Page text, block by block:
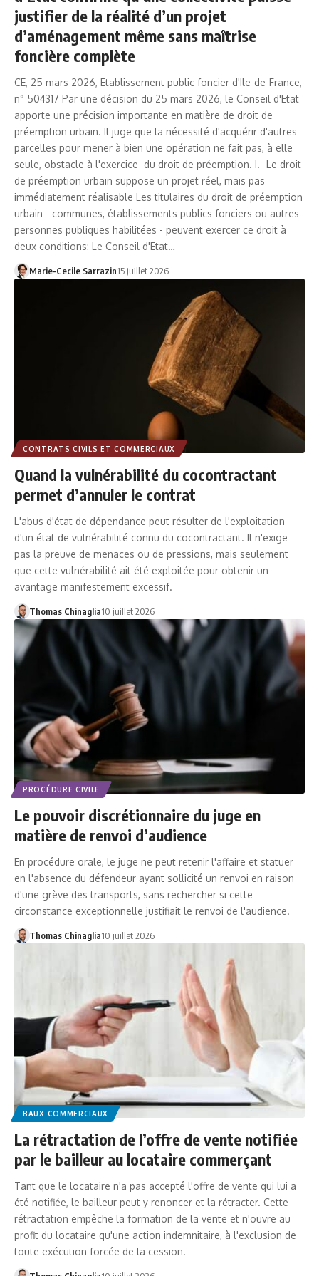
justifier de la réalité d’un projet
d’aménagement même sans maîtrise
foncière complète
CE, 25 mars 2026, Etablissement public foncier d'Ile-de-France,
n° 504317 Par une décision du 25 mars 2026, le Conseil d'Etat
apporte une précision importante en matière de droit de
préemption urbain. Il juge que la nécessité d'acquérir d'autres
parcelles pour mener à bien une opération ne fait pas, à elle
seule, obstacle à l'exercice du droit de préemption. I.- Le droit
de préemption urbain suppose un projet réel, mais pas
immédiatement réalisable Les titulaires du droit de préemption
urbain - communes, établissements publics fonciers ou autres
personnes publiques habilitées - peuvent exercer ce droit à
deux conditions: Le Conseil d'Etat…
Marie-Cecile Sarrazin15 juillet 2026
CONTRATS CIVILS ET COMMERCIAUX
Quand la vulnérabilité du cocontractant
permet d’annuler le contrat
L'abus d'état de dépendance peut résulter de l'exploitation
d'un état de vulnérabilité connu du cocontractant. Il n'exige
pas la preuve de menaces ou de pressions, mais seulement
que cette vulnérabilité ait été exploitée pour obtenir un
avantage manifestement excessif.
Thomas Chinaglia10 juillet 2026
PROCÉDURE CIVILE
Le pouvoir discrétionnaire du juge en
matière de renvoi d’audience
En procédure orale, le juge ne peut retenir l'affaire et statuer
en l'absence du défendeur ayant sollicité un renvoi en raison
d'une grève des transports, sans rechercher si cette
circonstance exceptionnelle justifiait le renvoi de l'audience.
Thomas Chinaglia10 juillet 2026
BAUX COMMERCIAUX
La rétractation de l’offre de vente notifiée
par le bailleur au locataire commerçant
Tant que le locataire n'a pas accepté l'offre de vente qui lui a
été notifiée, le bailleur peut y renoncer et la rétracter. Cette
rétractation empêche la formation de la vente et n'ouvre au
profit du locataire qu'une action indemnitaire, à l'exclusion de
toute exécution forcée de la cession.